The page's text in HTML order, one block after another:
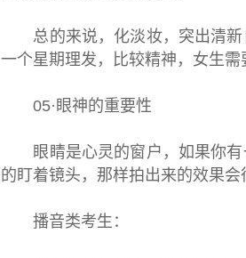
总的来说，化淡妆，突出清新
一个星期理发，比较精神，女生需
05·眼神的重要性
眼睛是心灵的窗户，如果你有
的盯着镜头，那样拍出来的效果
播音类考生：